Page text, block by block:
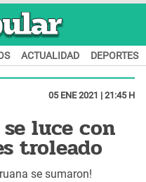
ACTUALIDAD DEPORTES
05 ENE 2021 | 21:45 H
luce con
troleado
se sumaron!